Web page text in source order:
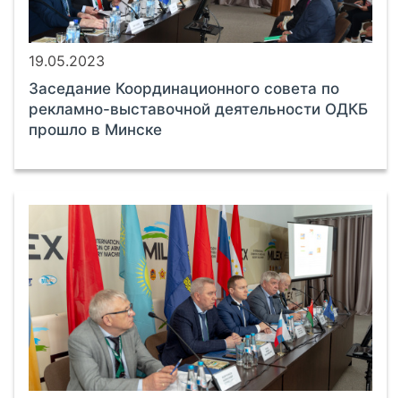
19.05.2023
Заседание Координационного совета по
рекламно-выставочной деятельности ОДКБ
прошло в Минске